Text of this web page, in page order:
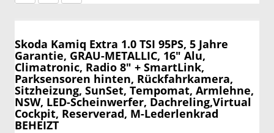
Skoda Kamiq Extra 1.0 TSI 95PS, 5 Jahre
Garantie, GRAU-METALLIC, 16" Alu,
Climatronic, Radio 8" + SmartLink,
Parksensoren hinten, Rückfahrkamera,
Sitzheizung, SunSet, Tempomat, Armlehne,
NSW, LED-Scheinwerfer, Dachreling,Virtual
Cockpit, Reserverad, M-Lederlenkrad
BEHEIZT